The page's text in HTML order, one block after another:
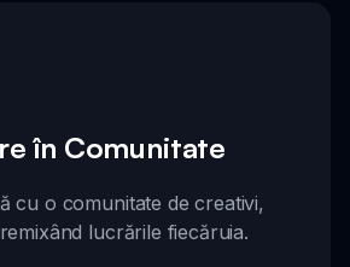
în Comunitate
cu o comunitate de creativi,
lucrările fiecăruia.